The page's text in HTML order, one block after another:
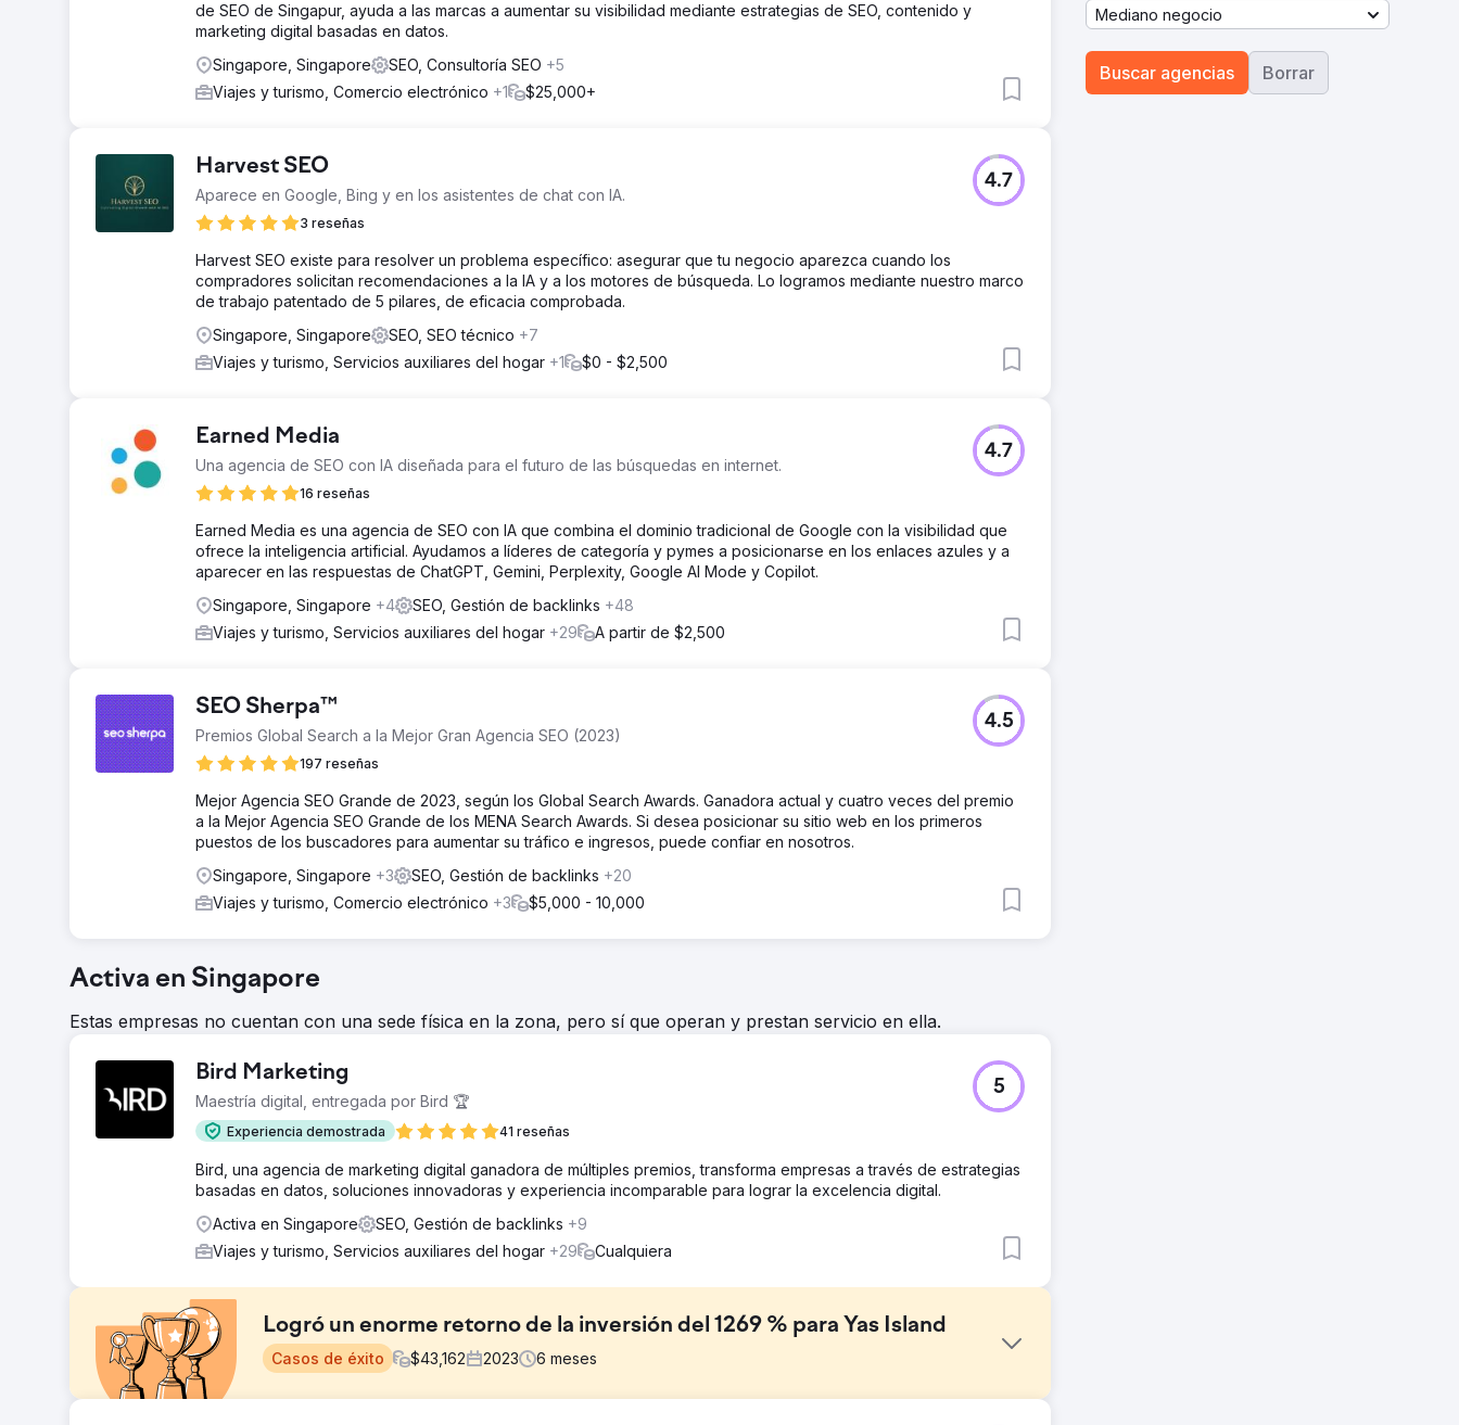
de SEO de Singapur, ayuda a las marcas a aumentar su visibilidad mediante estrategias de SEO, contenido y
marketing digital basadas en datos.
Singapore, Singapore
SEO, Consultoría SEO +5
Viajes y turismo, Comercio electrónico +1 $25,000+
Harvest SEO
Aparece en Google, Bing y en los asistentes de chat con IA.
3 reseñas
4.7
Harvest SEO existe para resolver un problema específico: asegurar que tu negocio aparezca cuando los
compradores solicitan recomendaciones a la IA y a los motores de búsqueda. Lo logramos mediante nuestro marco
de trabajo patentado de 5 pilares, de eficacia comprobada.
Singapore, Singapore
SEO, SEO técnico +7
Viajes y turismo, Servicios auxiliares del hogar +1 $0 - $2,500
Earned Media
Una agencia de SEO con IA diseñada para el futuro de las búsquedas en internet.
16 reseñas
4.7
Earned Media es una agencia de SEO con IA que combina el dominio tradicional de Google con la visibilidad que
ofrece la inteligencia artificial. Ayudamos a líderes de categoría y pymes a posicionarse en los enlaces azules y a
aparecer en las respuestas de ChatGPT, Gemini, Perplexity, Google AI Mode y Copilot.
Singapore, Singapore +4 SEO, Gestión de backlinks +48
Viajes y turismo, Servicios auxiliares del hogar +29 A partir de $2,500
SEO Sherpa™
Premios Global Search a la Mejor Gran Agencia SEO (2023)
197 reseñas
4.5
Mejor Agencia SEO Grande de 2023, según los Global Search Awards. Ganadora actual y cuatro veces del premio
a la Mejor Agencia SEO Grande de los MENA Search Awards. Si desea posicionar su sitio web en los primeros
puestos de los buscadores para aumentar su tráfico e ingresos, puede confiar en nosotros.
Singapore, Singapore +3 SEO, Gestión de backlinks +20
Viajes y turismo, Comercio electrónico +3 $5,000 - 10,000
Activa en Singapore
Estas empresas no cuentan con una sede física en la zona, pero sí que operan y prestan servicio en ella.
Bird Marketing
Maestría digital, entregada por Bird 🏆
Experiencia demostrada 41 reseñas
5
Bird, una agencia de marketing digital ganadora de múltiples premios, transforma empresas a través de estrategias
basadas en datos, soluciones innovadoras y experiencia incomparable para lograr la excelencia digital.
Activa en Singapore
SEO, Gestión de backlinks +9
Viajes y turismo, Servicios auxiliares del hogar +29 Cualquiera
Logró un enorme retorno de la inversión del 1269 % para Yas Island
Casos de éxito $43,162 2023 6 meses
Mediano negocio
Buscar agencias Borrar